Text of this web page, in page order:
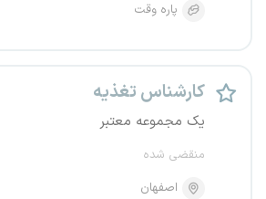
پاره وقت
کارشناس تغذیه
یک مجموعه معتبر
منقضی شده
اصفهان